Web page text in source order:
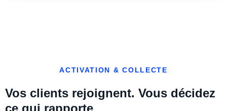
ACTIVATION & COLLECTE
Vos clients rejoignent. Vous décidez